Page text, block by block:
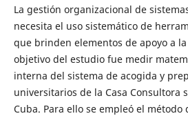
La gestión organizacional de
necesita el uso sistemático de
que brinden elementos de apoyo a
objetivo del estudio fue medir
interna del sistema de acogida y
universitarios de la Casa Consultora
Cuba. Para ello se empleó el método